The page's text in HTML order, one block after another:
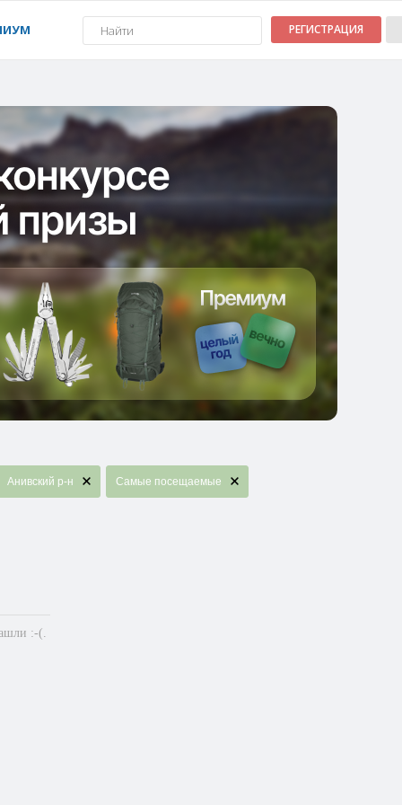
РЕГИСТРАЦИЯ
Анивский р-н Самые посещаемые
:-(.